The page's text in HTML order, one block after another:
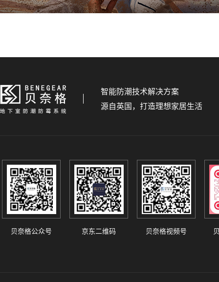
智能防潮技术解决方案
源自英国，打造理想家居生活
贝奈格公众号 京东二维码 贝奈格视频号